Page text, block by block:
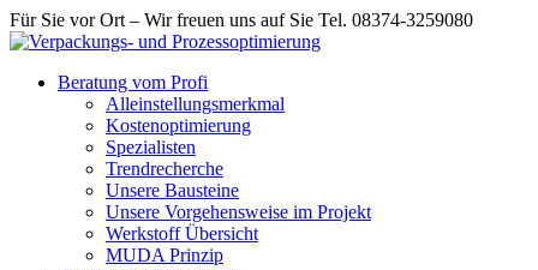
Für Sie vor Ort – Wir freuen uns auf Sie Tel. 08374-3259080
Beratung vom Profi
Alleinstellungsmerkmal
Kostenoptimierung
Spezialisten
Trendrecherche
Unsere Bausteine
Unsere Vorgehensweise im Projekt
Werkstoff Übersicht
MUDA Prinzip